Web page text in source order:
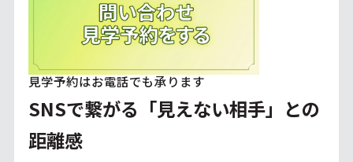
見学予約はお電話でも承ります
SNSで繋がる「見えない相手」との
距離感